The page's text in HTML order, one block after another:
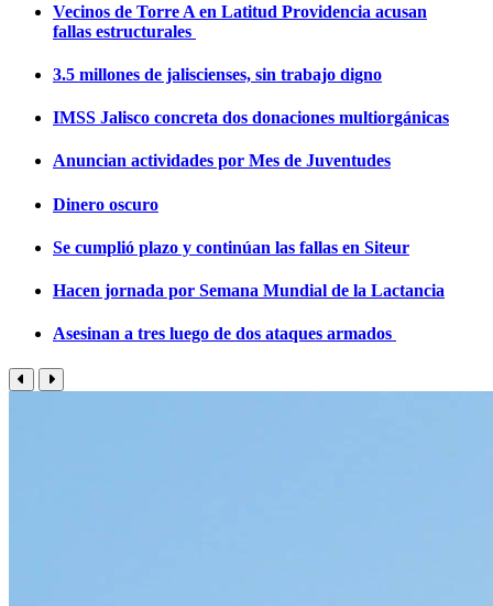
Vecinos de Torre A en Latitud Providencia acusan
fallas estructurales
3.5 millones de jaliscienses, sin trabajo digno
IMSS Jalisco concreta dos donaciones multiorgánicas
Anuncian actividades por Mes de Juventudes
Dinero oscuro
Se cumplió plazo y continúan las fallas en Siteur
Hacen jornada por Semana Mundial de la Lactancia
Asesinan a tres luego de dos ataques armados